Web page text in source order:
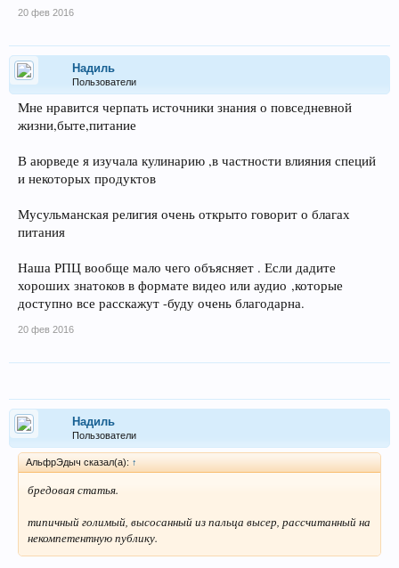
20 фев 2016
Надиль
Пользователи
Мне нравится черпать источники знания о повседневной
жизни,быте,питание
В аюрведе я изучала кулинарию ,в частности влияния специй
и некоторых продуктов
Мусульманская религия очень открыто говорит о благах
питания
Наша РПЦ вообще мало чего объясняет . Если дадите
хороших знатоков в формате видео или аудио ,которые
доступно все расскажут -буду очень благодарна.
20 фев 2016
Надиль
Пользователи
АльфрЭдыч сказал(а): ↑
бредовая статья.
типичный голимый, высосанный из пальца высер, рассчитанный на
некомпетентную публику.